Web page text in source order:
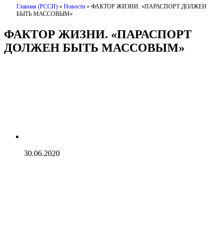
Главная (РССИ) » Новости » ФАКТОР ЖИЗНИ. «ПАРАСПОРТ ДОЛЖЕН
БЫТЬ МАССОВЫМ»
ФАКТОР ЖИЗНИ. «ПАРАСПОРТ
ДОЛЖЕН БЫТЬ МАССОВЫМ»
30.06.2020